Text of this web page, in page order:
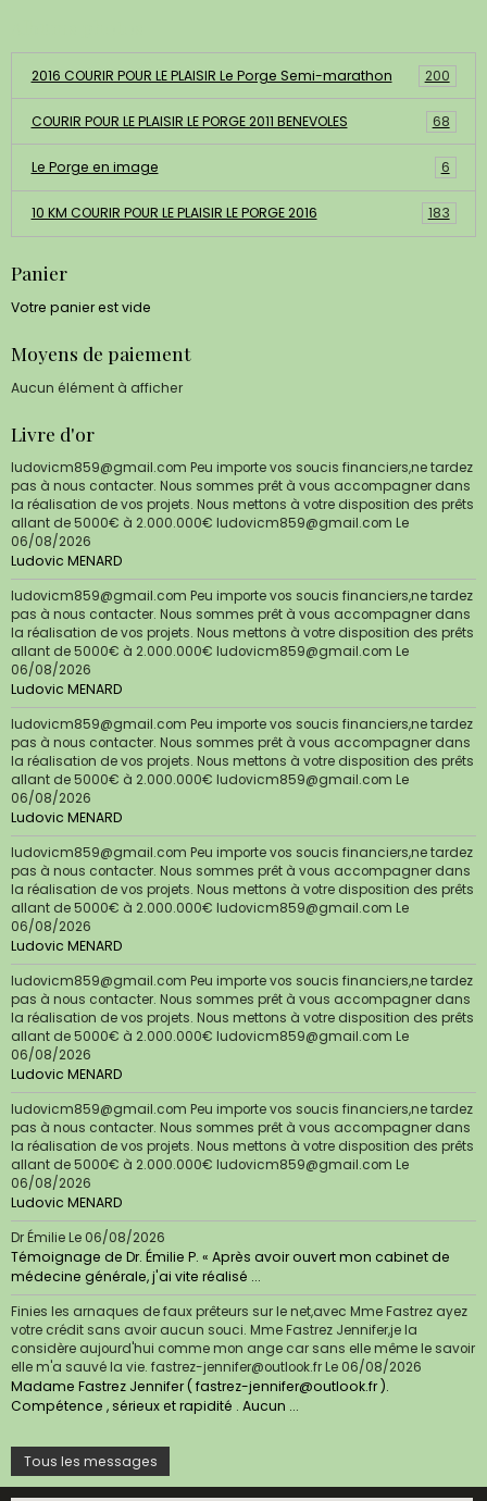
2016 COURIR POUR LE PLAISIR Le Porge Semi-marathon 200
COURIR POUR LE PLAISIR LE PORGE 2011 BENEVOLES 68
Le Porge en image 6
10 KM COURIR POUR LE PLAISIR LE PORGE 2016 183
Panier
Votre panier est vide
Moyens de paiement
Aucun élément à afficher
Livre d'or
ludovicm859@gmail.com Peu importe vos soucis financiers,ne tardez
pas à nous contacter. Nous sommes prêt à vous accompagner dans
la réalisation de vos projets. Nous mettons à votre disposition des prêts
allant de 5000€ à 2.000.000€ ludovicm859@gmail.com Le
06/08/2026
Ludovic MENARD
ludovicm859@gmail.com Peu importe vos soucis financiers,ne tardez
pas à nous contacter. Nous sommes prêt à vous accompagner dans
la réalisation de vos projets. Nous mettons à votre disposition des prêts
allant de 5000€ à 2.000.000€ ludovicm859@gmail.com Le
06/08/2026
Ludovic MENARD
ludovicm859@gmail.com Peu importe vos soucis financiers,ne tardez
pas à nous contacter. Nous sommes prêt à vous accompagner dans
la réalisation de vos projets. Nous mettons à votre disposition des prêts
allant de 5000€ à 2.000.000€ ludovicm859@gmail.com Le
06/08/2026
Ludovic MENARD
ludovicm859@gmail.com Peu importe vos soucis financiers,ne tardez
pas à nous contacter. Nous sommes prêt à vous accompagner dans
la réalisation de vos projets. Nous mettons à votre disposition des prêts
allant de 5000€ à 2.000.000€ ludovicm859@gmail.com Le
06/08/2026
Ludovic MENARD
ludovicm859@gmail.com Peu importe vos soucis financiers,ne tardez
pas à nous contacter. Nous sommes prêt à vous accompagner dans
la réalisation de vos projets. Nous mettons à votre disposition des prêts
allant de 5000€ à 2.000.000€ ludovicm859@gmail.com Le
06/08/2026
Ludovic MENARD
ludovicm859@gmail.com Peu importe vos soucis financiers,ne tardez
pas à nous contacter. Nous sommes prêt à vous accompagner dans
la réalisation de vos projets. Nous mettons à votre disposition des prêts
allant de 5000€ à 2.000.000€ ludovicm859@gmail.com Le
06/08/2026
Ludovic MENARD
Dr ÉmilieLe 06/08/2026
Témoignage de Dr. Émilie P. « Après avoir ouvert mon cabinet de
médecine générale, j'ai vite réalisé ...
Finies les arnaques de faux prêteurs sur le net,avec Mme Fastrez ayez
votre crédit sans avoir aucun souci. Mme Fastrez Jennifer,je la
considère aujourd'hui comme mon ange car sans elle même le savoir
elle m'a sauvé la vie. fastrez-jennifer@outlook.frLe 06/08/2026
Madame Fastrez Jennifer ( fastrez-jennifer@outlook.fr ).
Compétence , sérieux et rapidité . Aucun ...
Tous les messages